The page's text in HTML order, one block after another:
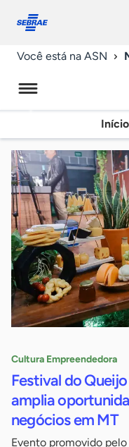
conosco
Você está na ASN
Início
Cultura Empreendedora
Festival do
amplia
negócios em MT
Evento promovido